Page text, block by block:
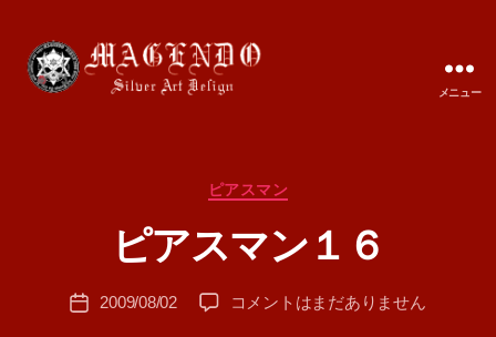
メニュー
カ
ゴ
リ
ピアスマン
ピアスマン１６
作
者
T
投
2009/08/02
ピ
コメントはまだありません